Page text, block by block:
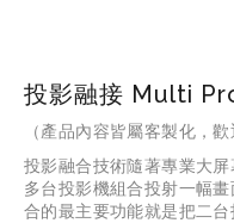
投影融接 Multi
（產品內容皆屬客製化，
投影融合技術隨著專業大
多台投影機組合投射一幅
合的最主要功能就是把二